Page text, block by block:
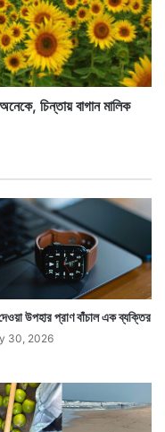
দেখা মেলে সাপের।
সাপ, হলে সাপ! কিন্তু
সাপের। তিনি নিজে
তারপর হোটেলের কর্মীরা
চিন্তায় বাগান মালিক
উপহার প্রাণ বাঁচাল এক ব্যক্তির
30, 2026